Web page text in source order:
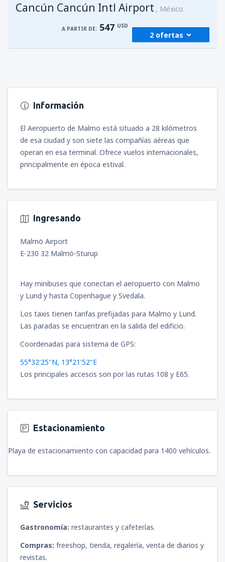
Cancún Cancún Intl Airport México
A PARTIR DE: 547 USD
2 ofertas
(MGA)
A PARTIR DE: 547 USD
Información
El Aeropuerto de Malmo está situado a 28 kilómetros
de esa ciudad y son siete las compañías aéreas que
operan en esa terminal. Ofrece vuelos internacionales,
principalmente en época estival.
Ingresando
Malmö Airport
E-230 32 Malmö-Sturup
Hay minibuses que conectan el aeropuerto con Malmo
y Lund y hasta Copenhague y Svedala.
Los taxis tienen tarifas prefijadas para Malmo y Lund.
Las paradas se encuentran en la salida del edificio.
Coordenadas para sistema de GPS:
55°32'25"N, 13°21'52"E
Los principales accesos son por las rutas 108 y E65.
Estacionamiento
Playa de estacionamiento con capacidad para 1400 vehículos.
Servicios
Gastronomía: restaurantes y cafeterías.
Compras: freeshop, tienda, regalería, venta de diarios y
revistas.